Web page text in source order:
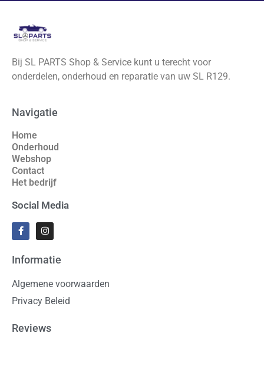
Bij SL PARTS Shop & Service kunt u terecht voor
onderdelen, onderhoud en reparatie van uw SL R129.
Navigatie
Home
Onderhoud
Webshop
Contact
Het bedrijf
Social Media
Informatie
Algemene voorwaarden
Privacy Beleid
Reviews